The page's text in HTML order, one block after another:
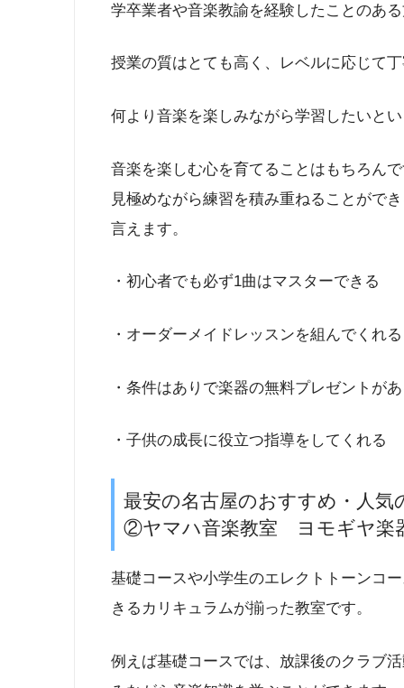
学卒業者や音楽教諭を経験したことのあ
授業の質はとても高く、レベルに応じて
何より音楽を楽しみながら学習したいと
音楽を楽しむ心を育てることはもちろん
見極めながら練習を積み重ねることがで
言えます。
・初心者でも必ず1曲はマスターできる
・オーダーメイドレッスンを組んでくれる
・条件はありで楽器の無料プレゼントが
・子供の成長に役立つ指導をしてくれる
最安の名古屋のおすすめ・人
②ヤマハ音楽教室 ヨモギヤ楽
基礎コースや小学生のエレクトトーンコ
きるカリキュラムが揃った教室です。
例えば基礎コースでは、放課後のクラブ